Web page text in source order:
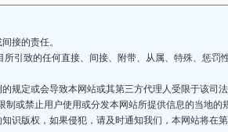
接的责任。
引致的任何直接、间接、附带、从属、特殊、惩罚
规定或会导致本网站或其第三方代理人受限于该司
或禁止用户使用或分发本网站所提供信息的当地的规
版权，如果侵犯，请及时通知我们，本网站将在第